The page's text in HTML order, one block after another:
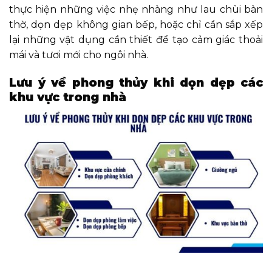
thực hiện những việc nhẹ nhàng như lau chùi bàn
thờ, dọn dẹp không gian bếp, hoặc chỉ cần sắp xếp
lại những vật dụng cần thiết để tạo cảm giác thoải
mái và tươi mới cho ngôi nhà.
Lưu ý về phong thủy khi dọn dẹp các
khu vực trong nhà